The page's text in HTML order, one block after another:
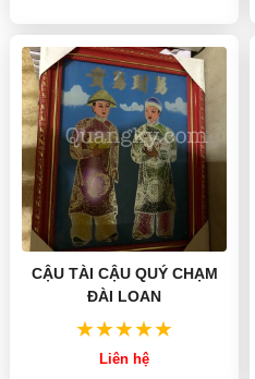
CẬU TÀI CẬU QUÝ CHẠM
ĐÀI LOAN
Liên hệ